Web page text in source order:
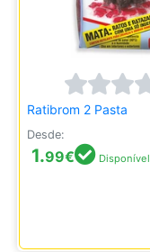
Ratibrom 2 Pasta
Desde:
1.99€ Disponível